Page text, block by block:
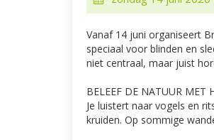
Vanaf 14 juni organiseert
speciaal voor blinden en
niet centraal, maar juist
BELEEF DE NATUUR MET
Je luistert naar vogels en
kruiden. Op sommige